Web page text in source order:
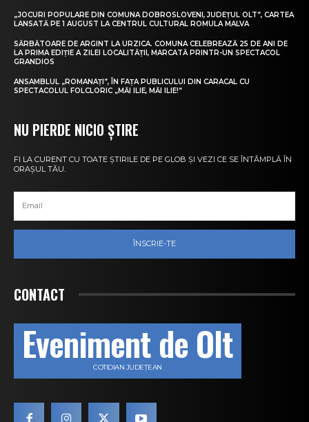
„JOCURI POPULARE DIN COMUNA DOBROSLOVENI, JUDEȚUL OLT”, CARTEA
LANSATĂ PE 1 AUGUST LA CENTRUL CULTURAL ROMULA MALVA
SĂRBĂTOARE DE ARGINT LA URZICA. COMUNA CELEBREAZĂ 25 DE ANI DE
LA PRIMA EDIȚIE A ZILEI LOCALITĂȚII, MARCATĂ PRINTR-UN SPECTACOL
GRANDIOS
ANSAMBLUL „ROMANAȚI”, ÎN FAȚA PUBLICULUI DIN CARACAL CU
SPECTACOLUL FOLCLORIC „MĂI ILIE, MĂI ILIE!”
NU PIERDE NICIO ȘTIRE
FI LA CURENT CU TOATE ȘTIRILE DE PE GLOB ȘI VEZI CE SE ÎNTÂMPLĂ ÎN
ORAȘUL TĂU.
ÎNSCRIE-TE
CONTACT
Eveniment de Olt
COTIDIAN JUDEȚEAN